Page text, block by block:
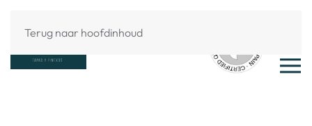
Terug naar hoofdinhoud